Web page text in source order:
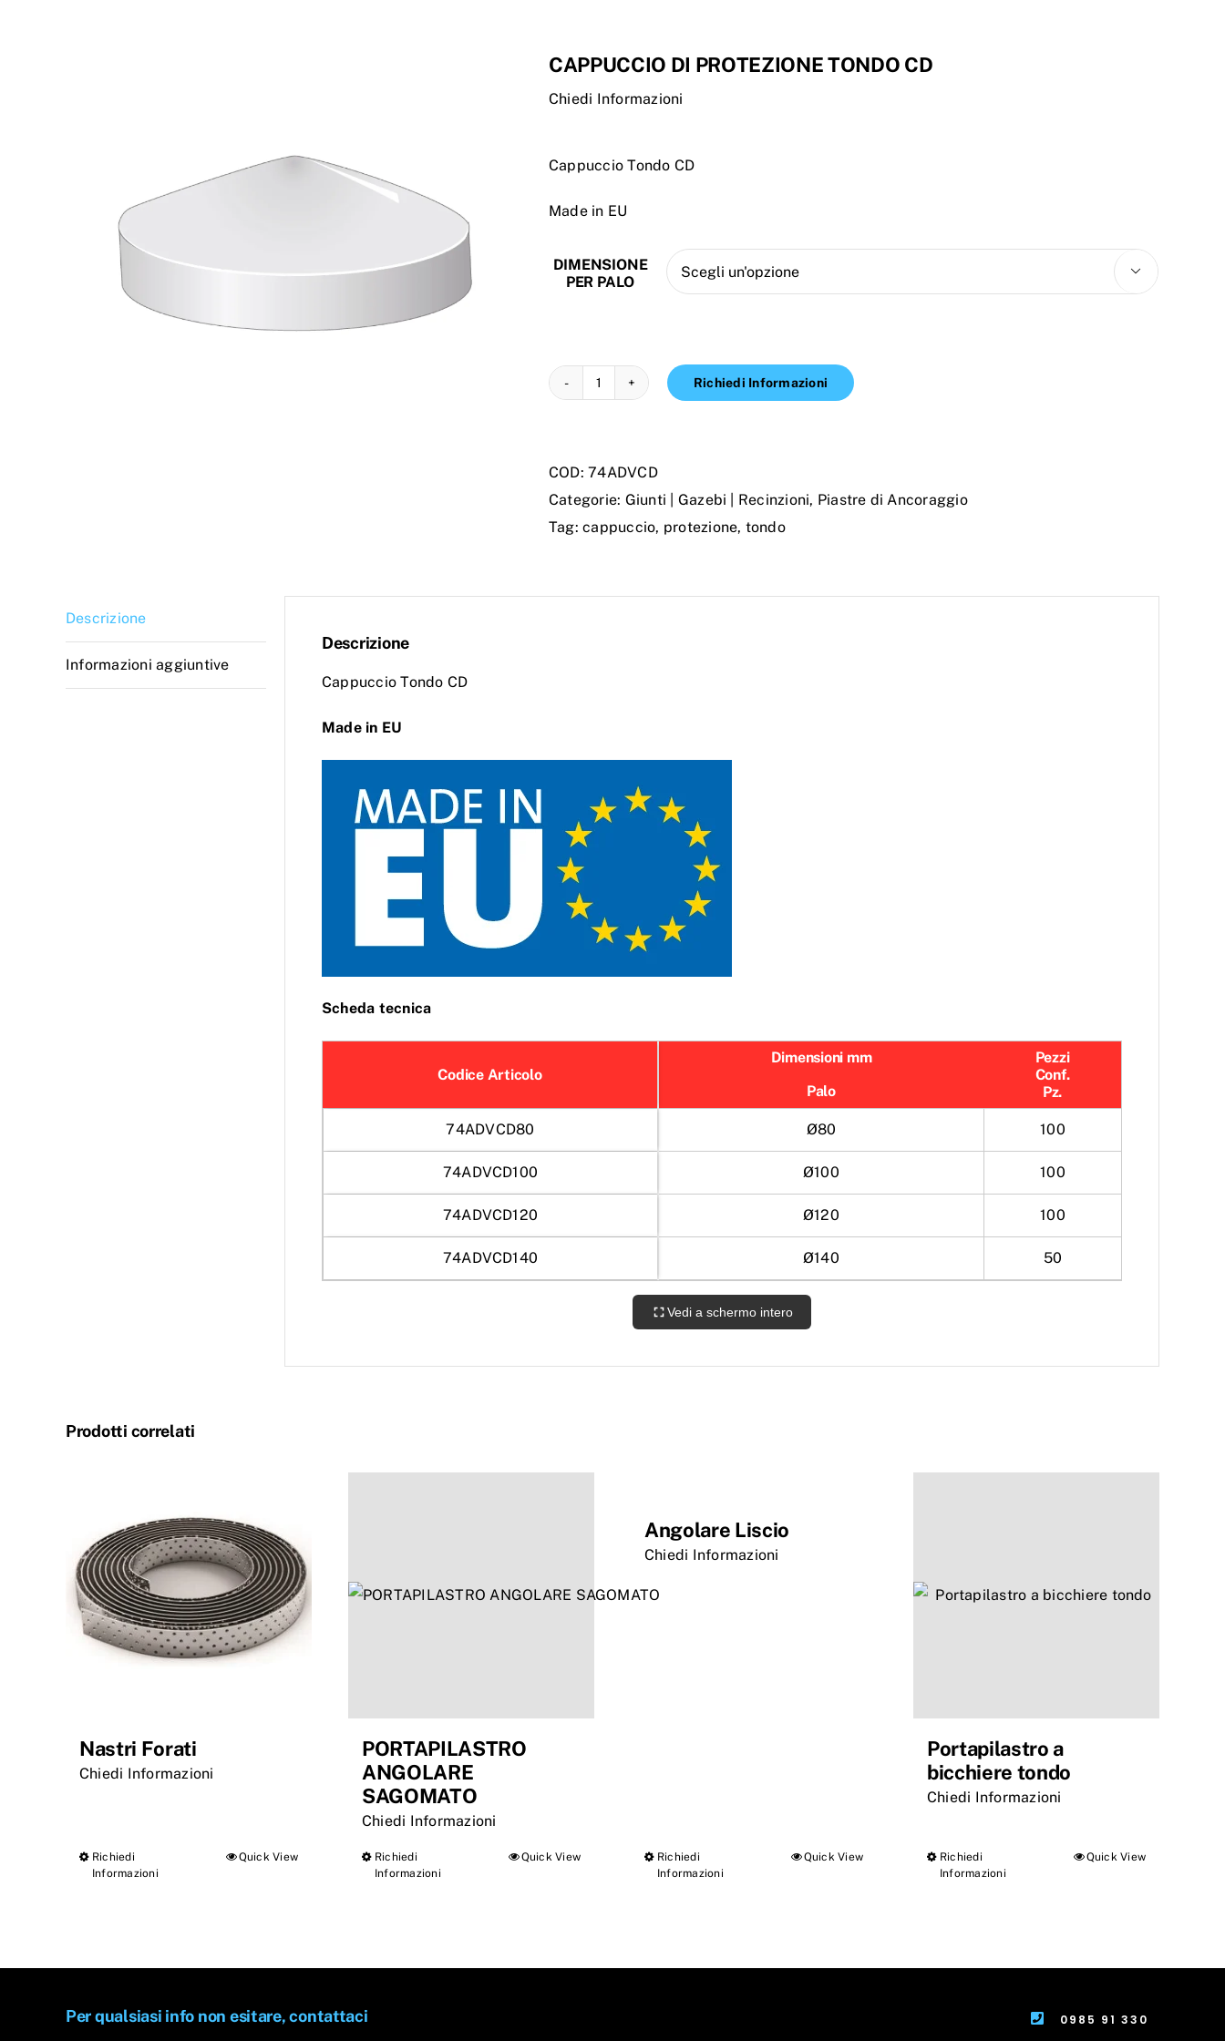
CAPPUCCIO DI PROTEZIONE TONDO CD
Chiedi Informazioni
Cappuccio Tondo CD
Made in EU
DIMENSIONE
PER PALO

CAPPUCCIO
TONDO
CD
quantità
Richiedi Informazioni
COD:74ADVCD
Categorie: Giunti | Gazebi | Recinzioni, Piastre di Ancoraggio
Tag:cappuccio, protezione, tondo
Descrizione
Informazioni aggiuntive
Descrizione
Cappuccio Tondo CD
Made in EU
Scheda tecnica
Codice Articolo
Dimensioni mm
Pezzi
Conf.
Pz.
Palo
74ADVCD80 Ø80 100
74ADVCD100 Ø100 100
74ADVCD120 Ø120 100
74ADVCD140 Ø140 50
Vedi a schermo intero
Prodotti correlati
Nastri Forati
Chiedi Informazioni
Richiedi
Informazioni
Questo
varianti.
opzioni
Quick View
PORTAPILASTRO
ANGOLARE
SAGOMATO
Chiedi Informazioni
Richiedi
Informazioni
Questo
varianti.
Quick View
Angolare Liscio
Chiedi Informazioni
Richiedi
Informazioni
Questo
varianti.
Quick View
Portapilastro a
bicchiere tondo
Chiedi Informazioni
Richiedi
Informazioni
Questo
varianti.
opzioni
Quick View
Per qualsiasi info non esitare, contattaci 0985 91 330